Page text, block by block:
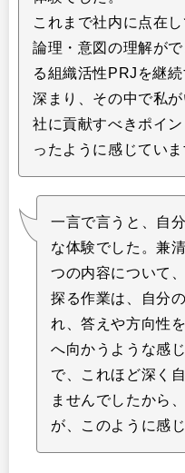
これまで社内に点在
論理・意図の理解が
る組織活性PRJを継
深まり、その中で私
社に貢献すべきポイ
ったように感じていま
一言で言うと、自
な体験でした。兼
つの内容について
探る作業は、自分
れ、答えや方向性
へ向かうような感
で、これほど深く
ませんでしたから
が、このように感